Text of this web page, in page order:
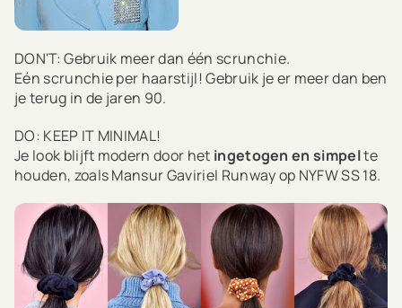
DON'T: Gebruik meer dan één scrunchie.
Eén scrunchie per haarstijl! Gebruik je er meer dan ben
je terug in de jaren 90.
DO: KEEP IT MINIMAL!
Je look blijft modern door het ingetogen en simpelte
houden, zoals Mansur Gaviriel Runway op NYFW SS 18.